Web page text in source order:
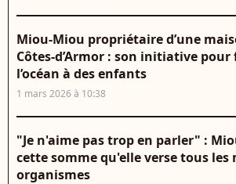
Miou-Miou propriétaire d’une
Côtes-d’Armor : son initiative
l’océan à des enfants
1 mars 2026 à 10:38
"Je n'aime pas trop en parler" :
cette somme qu'elle verse tous les
organismes